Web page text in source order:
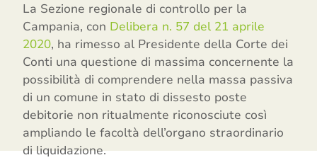
La Sezione regionale di controllo per la
Campania, con Delibera n. 57 del 21 aprile
2020, ha rimesso al Presidente della Corte dei
Conti una questione di massima concernente la
possibilità di comprendere nella massa passiva
di un comune in stato di dissesto poste
debitorie non ritualmente riconosciute così
ampliando le facoltà dell’organo straordinario
di liquidazione.